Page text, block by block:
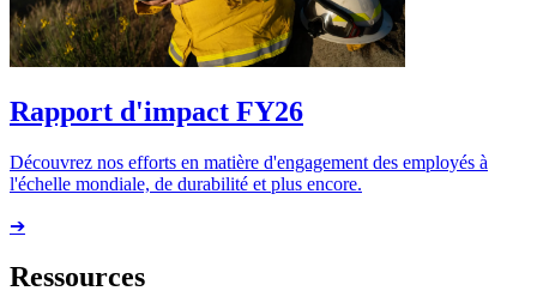
Rapport d'impact FY26
Découvrez nos efforts en matière d'engagement des employés à
l'échelle mondiale, de durabilité et plus encore.
➔
Ressources